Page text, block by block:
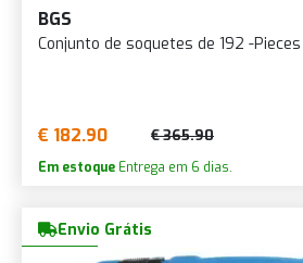
BGS
Conjunto de soquetes de 192 -
€ 182.90 € 365.90
Em estoque Entrega em 6 dias.
Envio Grátis